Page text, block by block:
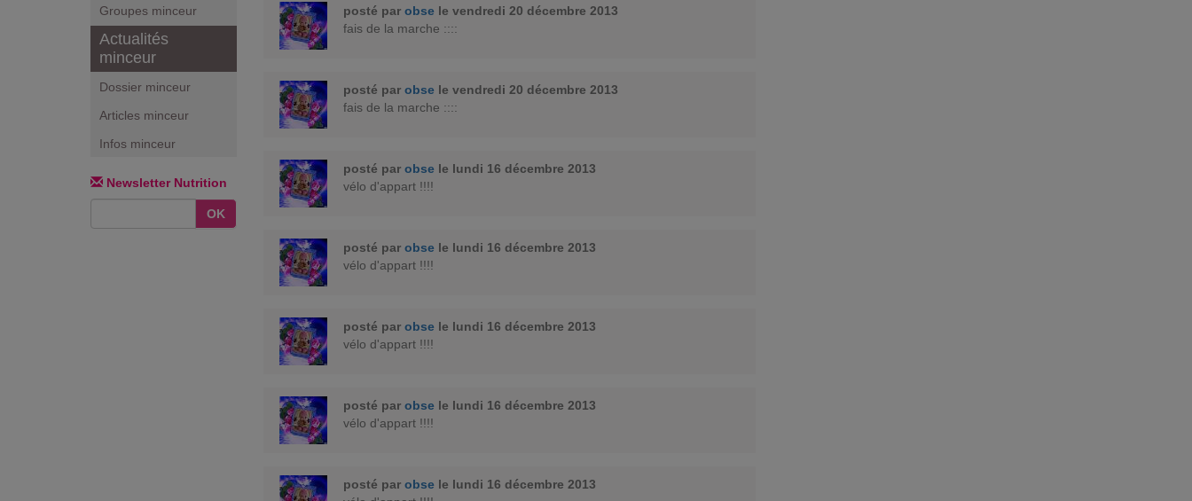
Groupes minceur
Actualités
minceur
Dossier minceur
Articles minceur
Infos minceur
Newsletter Nutrition
OK
posté par obse le vendredi 20 décembre 2013
fais de la marche ::::
posté par obse le vendredi 20 décembre 2013
fais de la marche ::::
posté par obse le lundi 16 décembre 2013
vélo d'appart !!!!
posté par obse le lundi 16 décembre 2013
vélo d'appart !!!!
posté par obse le lundi 16 décembre 2013
vélo d'appart !!!!
posté par obse le lundi 16 décembre 2013
vélo d'appart !!!!
posté par obse le lundi 16 décembre 2013